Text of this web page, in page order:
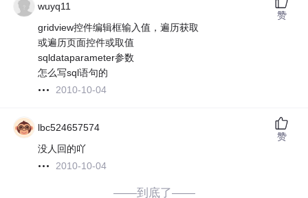
wuyq11
gridview控件编辑框输入值，遍历获取
或遍历页面控件或取值
sqldataparameter参数
怎么写sql语句的
2010-10-04
赞
lbc524657574
没人回的吖
2010-10-04
赞
——到底了——